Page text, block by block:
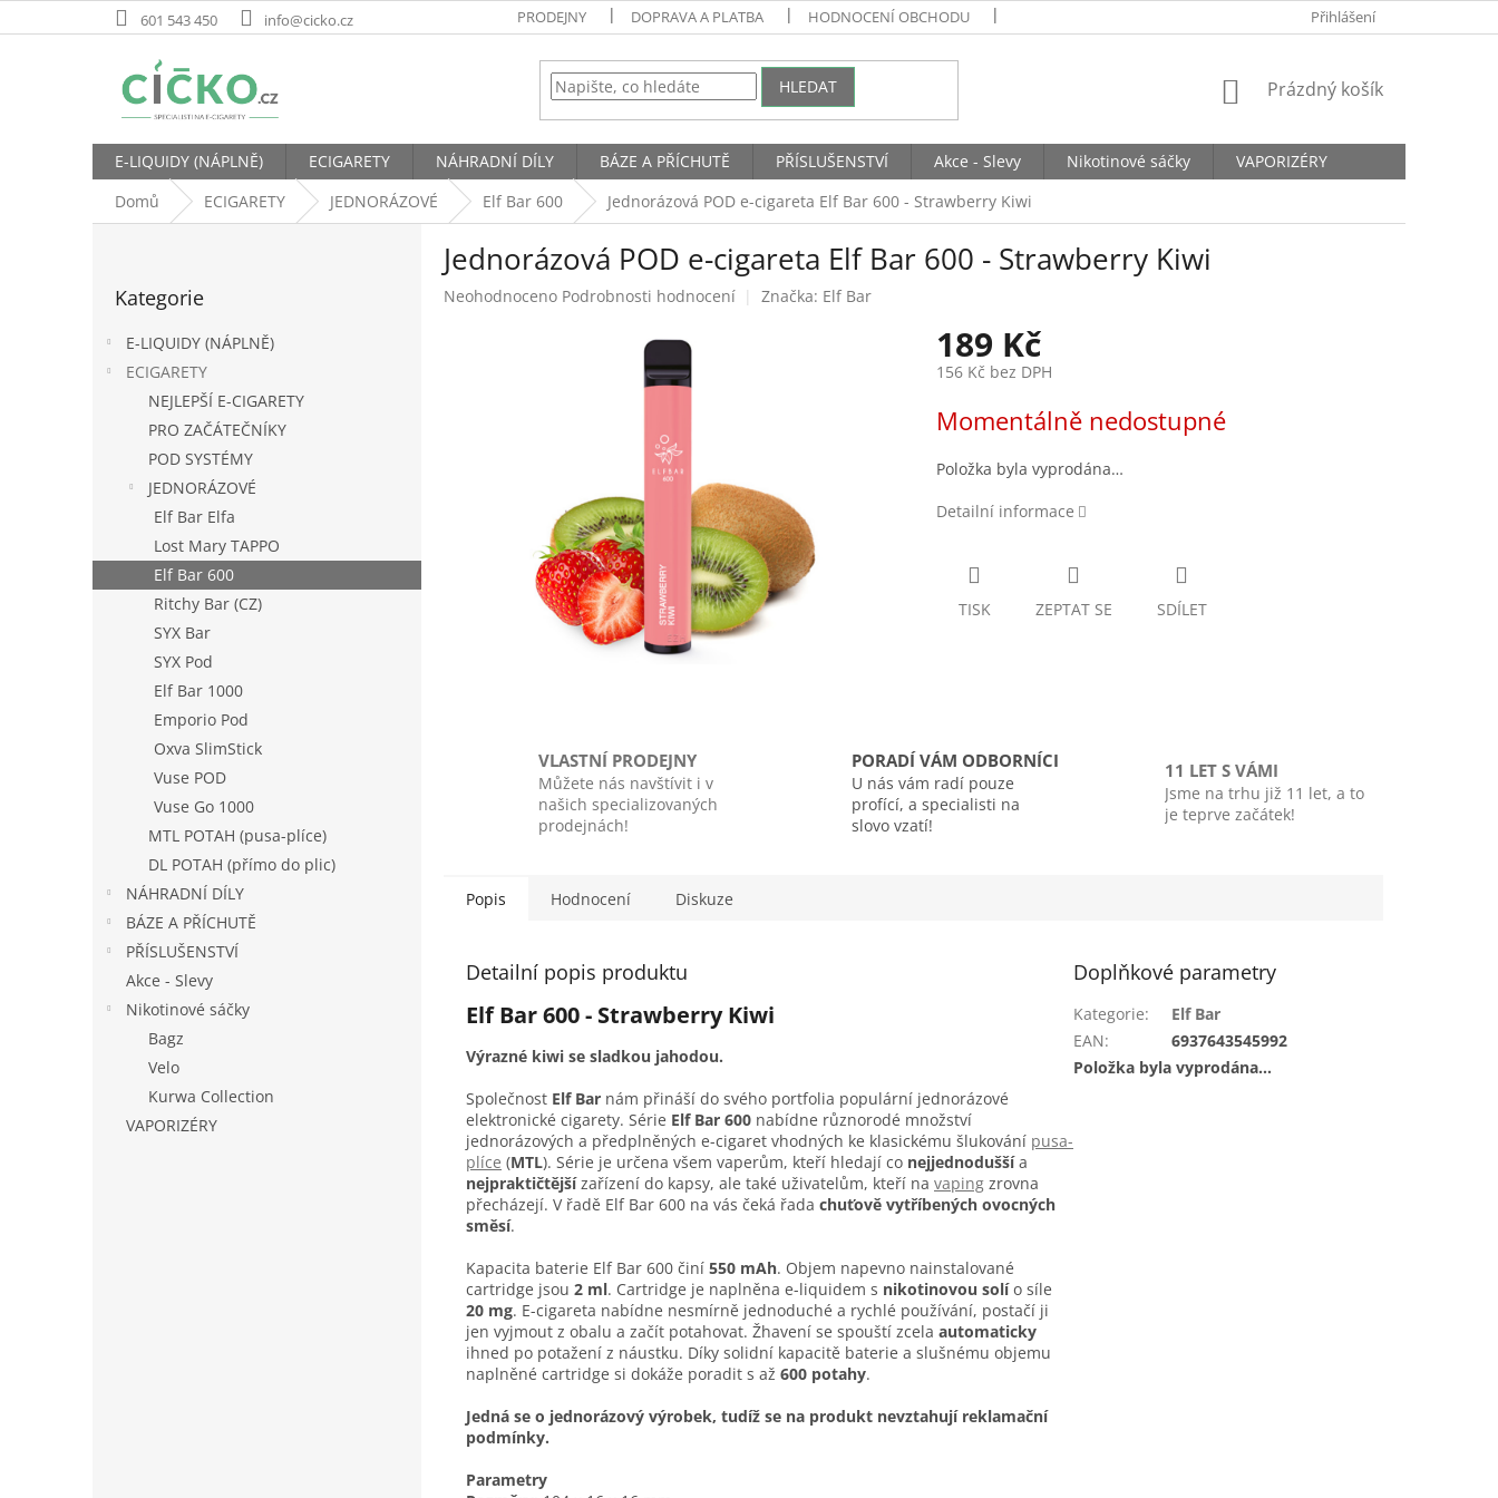
na
601 543 450 info@cicko.cz PRODEJNY DOPRAVA A PLATBA HODNOCENÍ OBCHODU Přihlášení
HLEDAT
NÁKUPNÍ
Prázdný košík
E-LIQUIDY (NÁPLNĚ) ECIGARETY NÁHRADNÍ DÍLY BÁZE A PŘÍCHUTĚ PŘÍSLUŠENSTVÍ Akce - Slevy Nikotinové sáčky
VAPORIZÉRY
Domů
ECIGARETY JEDNORÁZOVÉ Elf Bar 600 Jednorázová POD e-cigareta Elf Bar 600 - Strawberry Kiwi
l
kategorie
Kategorie
E-LIQUIDY (NÁPLNĚ)
ECIGARETY
NEJLEPŠÍ E-CIGARETY
PRO ZAČÁTEČNÍKY
POD SYSTÉMY
JEDNORÁZOVÉ
Elf Bar Elfa
Lost Mary TAPPO
Elf Bar 600
Ritchy Bar (CZ)
SYX Bar
SYX Pod
Elf Bar 1000
Emporio Pod
Oxva SlimStick
Vuse POD
Vuse Go 1000
MTL POTAH (pusa-plíce)
DL POTAH (přímo do plic)
NÁHRADNÍ DÍLY
BÁZE A PŘÍCHUTĚ
PŘÍSLUŠENSTVÍ
Akce - Slevy
Nikotinové sáčky
Bagz
Velo
Kurwa Collection
VAPORIZÉRY
Jednorázová POD e-cigareta Elf Bar 600 - Strawberry Kiwi
Průměrné
Neohodnoceno Podrobnosti hodnocení Značka: Elf Bar
189 Kč
156 Kč bez DPH
cena:
Momentálně nedostupné
Položka byla vyprodána…
Detailní informace
TISK ZEPTAT SE SDÍLET
VLASTNÍ PRODEJNY
Můžete nás navštívit i v
našich specializovaných
prodejnách!
PORADÍ VÁM ODBORNÍCI
U nás vám radí pouze
profící, a specialisti na
slovo vzatí!
11 LET S VÁMI
Jsme na trhu již 11 let, a to
je teprve začátek!
Popis Hodnocení Diskuze
Detailní popis produktu
Elf Bar 600 - Strawberry Kiwi
Výrazné kiwi se sladkou jahodou.
Společnost Elf Bar nám přináší do svého portfolia populární jednorázové
elektronické cigarety. Série Elf Bar 600 nabídne různorodé množství
jednorázových a předplněných e-cigaret vhodných ke klasickému šlukování pusa-
plíce (MTL). Série je určena všem vaperům, kteří hledají co nejjednoduššía
nejpraktičtějšízařízení do kapsy, ale také uživatelům, kteří na vaping zrovna
přecházejí. V řadě Elf Bar 600 na vás čeká řada chuťově vytříbených ovocných
směsí.
Kapacita baterie Elf Bar 600 činí 550 mAh. Objem napevno nainstalované
cartridge jsou 2 ml. Cartridge je naplněna e-liquidem s nikotinovou solío síle
20 mg. E-cigareta nabídne nesmírně jednoduché a rychlé používání, postačí ji
jen vyjmout z obalu a začít potahovat. Žhavení se spouští zcela automaticky
ihned po potažení z náustku. Díky solidní kapacitě baterie a slušnému objemu
naplněné cartridge si dokáže poradit s až 600 potahy.
Jedná se o jednorázový výrobek, tudíž se na produkt nevztahují reklamační
podmínky.
Parametry
Doplňkové parametry
Kategorie:
Elf Bar
EAN:
6937643545992
Položka byla vyprodána…